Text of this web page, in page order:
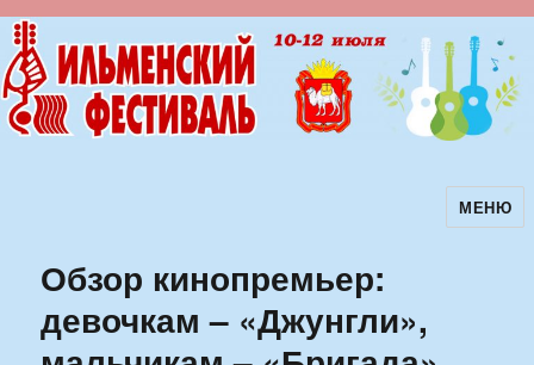
Ильменский фестиваль авторской
песни
МЕНЮ
Обзор кинопремьер:
девочкам – «Джунгли»,